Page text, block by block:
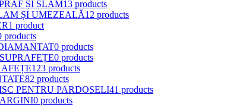
ȘI ȘLAM13 products
ȘI UMEZEALĂ12 products
1 product
products
0 products
0 products
123 products
82 products
PENTRU PARDOSELI41 products
0 products